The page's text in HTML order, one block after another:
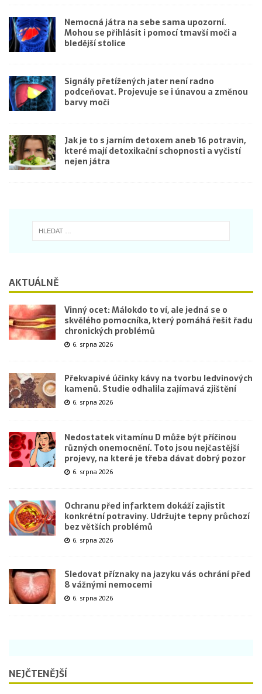
Nemocná játra na sebe sama upozorní.
Mohou se přihlásit i pomocí tmavší moči a
bledější stolice
Signály přetížených jater není radno
podceňovat. Projevuje se i únavou a změnou
barvy moči
Jak je to s jarním detoxem aneb 16 potravin,
které mají detoxikační schopnosti a vyčistí
nejen játra
AKTUÁLNĚ
Vinný ocet: Málokdo to ví, ale jedná se o
skvělého pomocníka, který pomáhá řešit řadu
chronických problémů
6. srpna 2026
Překvapivé účinky kávy na tvorbu ledvinových
kamenů. Studie odhalila zajímavá zjištění
6. srpna 2026
Nedostatek vitamínu D může být příčinou
různých onemocnění. Toto jsou nejčastější
projevy, na které je třeba dávat dobrý pozor
6. srpna 2026
Ochranu před infarktem dokáží zajistit
konkrétní potraviny. Udržujte tepny průchozí
bez větších problémů
6. srpna 2026
Sledovat příznaky na jazyku vás ochrání před
8 vážnými nemocemi
6. srpna 2026
NEJČTENĚJŠÍ